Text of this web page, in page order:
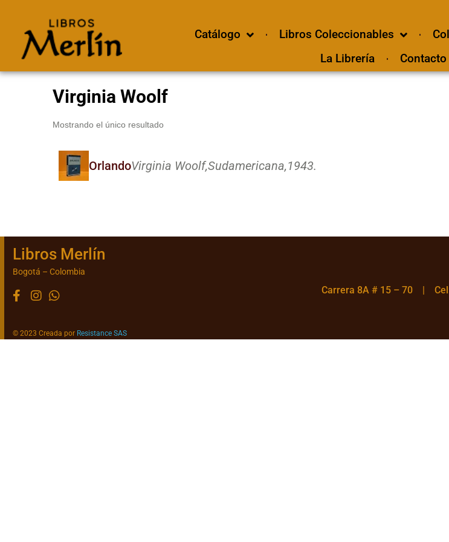
Catálogo Libros Coleccionables
La Librería
Contacto
Virginia Woolf
Mostrando el único resultado
OrlandoVirginia Woolf,Sudamericana,1943.
Libros Merlín
Bogotá – Colombia
© 2023 Creada por Resistance SAS
Carrera 8A # 15 – 70 |